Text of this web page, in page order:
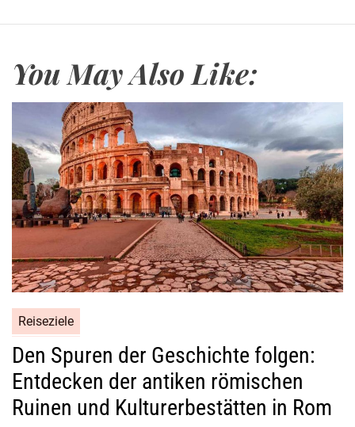
You May Also Like:
Reiseziele
Den Spuren der Geschichte folgen:
Entdecken der antiken römischen
Ruinen und Kulturerbestätten in Rom